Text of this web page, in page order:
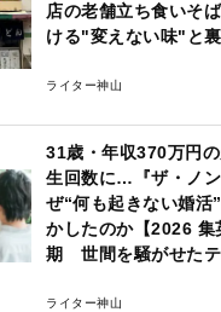
店の老舗立ち食いそ
ける"変えない味"と
ライター神山
31歳・年収370万円
生回数に…『ザ・ノ
ぜ“何も起きない婚活
かしたのか【2026 集
期 世間を騒がせたテ
ライター神山